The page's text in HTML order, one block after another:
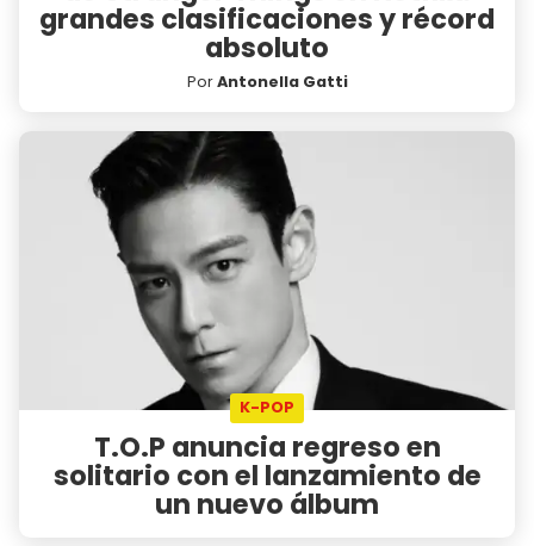
grandes clasificaciones y récord
absoluto
PorAntonella Gatti
K-POP
T.O.P anuncia regreso en
solitario con el lanzamiento de
un nuevo álbum